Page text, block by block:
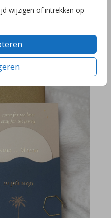
wijzigen of intrekken op